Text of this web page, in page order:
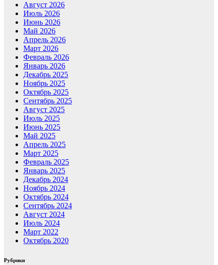
Август 2026
Июль 2026
Июнь 2026
Май 2026
Апрель 2026
Март 2026
Февраль 2026
Январь 2026
Декабрь 2025
Ноябрь 2025
Октябрь 2025
Сентябрь 2025
Август 2025
Июль 2025
Июнь 2025
Май 2025
Апрель 2025
Март 2025
Февраль 2025
Январь 2025
Декабрь 2024
Ноябрь 2024
Октябрь 2024
Сентябрь 2024
Август 2024
Июль 2024
Март 2022
Октябрь 2020
Рубрики